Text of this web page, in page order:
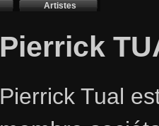
Artistes
Pierrick
Pierrick Tual